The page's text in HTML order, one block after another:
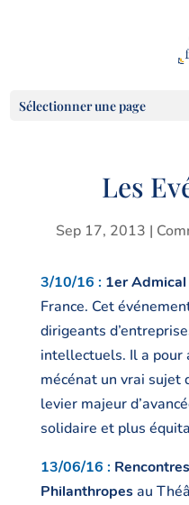
Sélectionner une page
Les
Sep 17, 2013 |
3/10/16 : 1er Admical
France. Cet
dirigeants
intellectuels. Il a pour
mécénat un vrai sujet
levier majeur
solidaire et plus
13/06/16 :
Philanthropesau